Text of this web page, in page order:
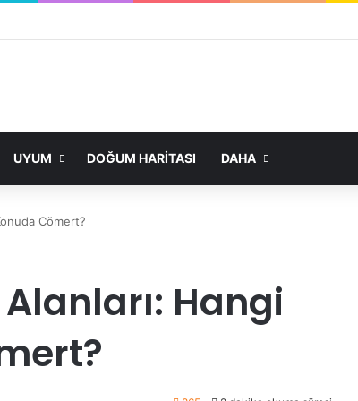
UYUM DOĞUM HARITASI DAHA
Cömert?
Hangi